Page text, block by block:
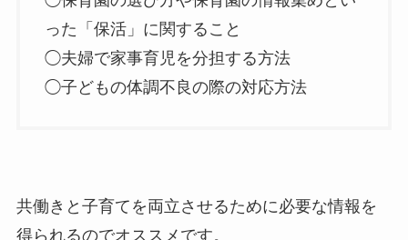
った「保活」に関すること
◯夫婦で家事育児を分担する方法
◯子どもの体調不良の際の対応方法
共働きと子育てを両立させるために必要な情報を
得られるのでオススメです。